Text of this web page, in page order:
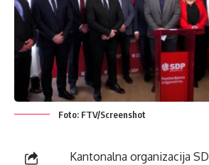
Foto: FTV/Screenshot
Kantonalna organizacija